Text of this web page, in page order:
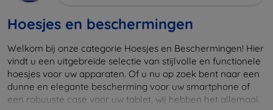
Hoesjes en beschermingen
Welkom bij onze categorie Hoesjes en Beschermingen! Hier
vindt u een uitgebreide selectie van stijlvolle en functionele
hoesjes voor uw apparaten. Of u nu op zoek bent naar een
dunne en elegante bescherming voor uw smartphone of
een robuuste case voor uw tablet, wij hebben het allemaal.